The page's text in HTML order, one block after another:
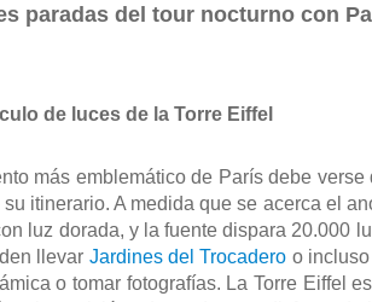
paradas del tour nocturno con
de luces de la Torre Eiffel
más emblemático de París debe
itinerario. A medida que se acerca el
luz dorada, y la fuente dispara 20.000
llevar Jardines del Trocadero o
o tomar fotografías. La Torre Eiffel